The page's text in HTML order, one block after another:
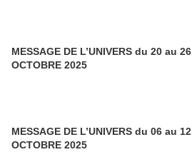
MESSAGE DE L’UNIVERS du 20 au 26
OCTOBRE 2025
MESSAGE DE L’UNIVERS du 06 au 12
OCTOBRE 2025